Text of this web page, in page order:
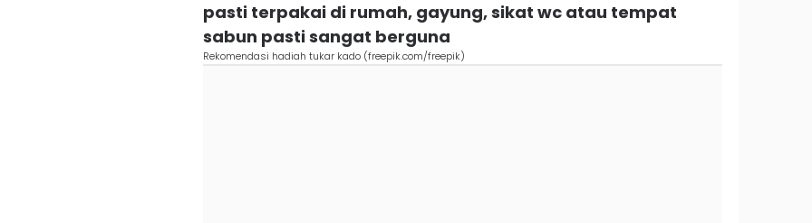
pasti terpakai di rumah, gayung, sikat wc atau tempat
sabun pasti sangat berguna
Rekomendasi hadiah tukar kado (freepik.com/freepik)